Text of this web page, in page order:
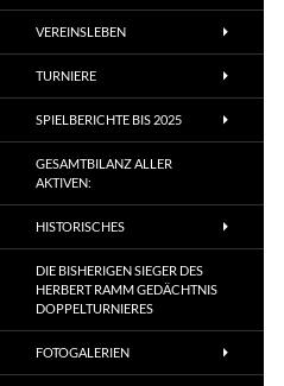
VEREINSLEBEN
TURNIERE
SPIELBERICHTE BIS 2025
GESAMTBILANZ ALLER
AKTIVEN:
HISTORISCHES
DIE BISHERIGEN SIEGER DES
HERBERT RAMM GEDÄCHTNIS
DOPPELTURNIERES
FOTOGALERIEN